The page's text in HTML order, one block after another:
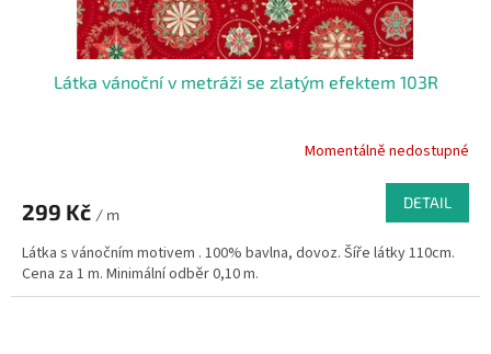
Látka vánoční v metráži se zlatým efektem 103R
Momentálně nedostupné
299 Kč / m
DETAIL
Látka s vánočním motivem . 100% bavlna, dovoz. Šíře látky 110cm.
Cena za 1 m. Minimální odběr 0,10 m.